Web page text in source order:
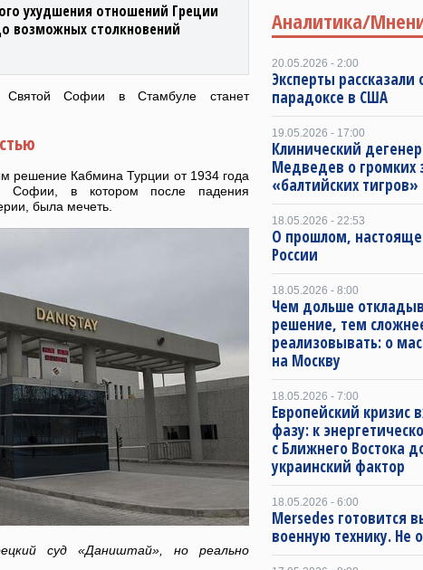
ухудшения отношений Греции
возможных столкновений
Святой Софии в Стамбуле станет
решение Кабмина Турции от 1934 года
в котором после падения
была мечеть.
суд «Даништай», но реально
Аналитика/
20.05.2026 - 2:00
Эксперты
парадоксе в США
19.05.2026 - 17:00
Клинический
Медведев о громких
«балтийских тигров»
18.05.2026 - 22:53
О прошлом,
России
18.05.2026 - 8:00
Чем дольше
решение, тем
реализовывать: о
на Москву
18.05.2026 - 7:00
Европейский кризис
фазу: к
с Ближнего Востока
украинский фактор
18.05.2026 - 6:00
Mersedes готовится
военную технику. Не